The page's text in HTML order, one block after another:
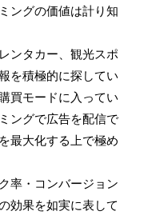
ングの価値は計り知
ンタカー、観光スポ
を積極的に探してい
買モードに入ってい
ングで広告を配信で
最大化する上で極め
率・コンバージョン
効果を如実に表して